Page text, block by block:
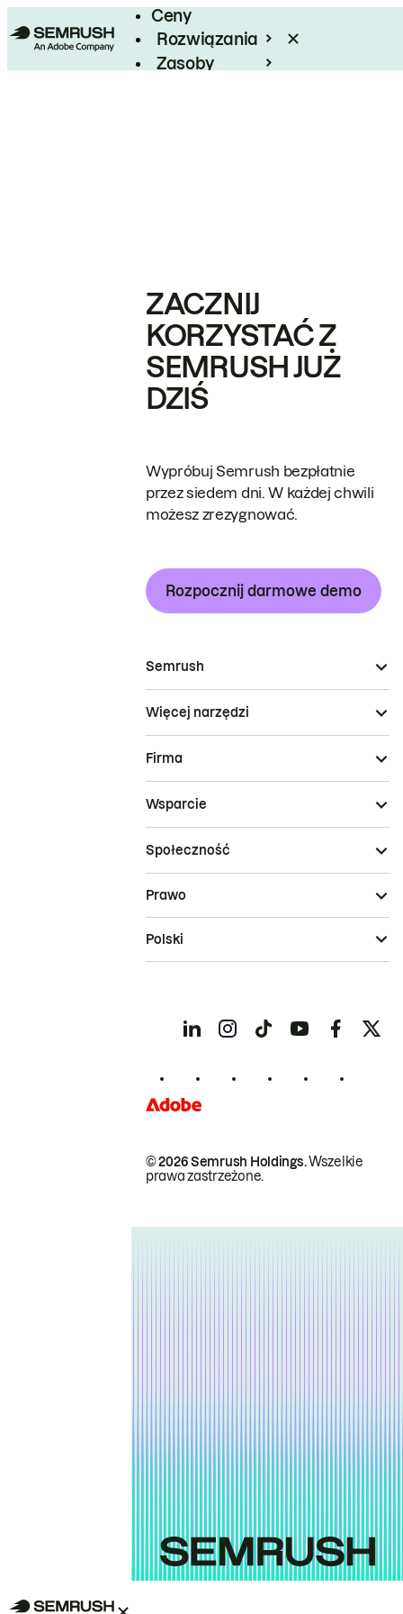
Ceny
Rozwiązania
Zasoby
ZACZNIJ
KORZYSTAĆ Z
SEMRUSH JUŻ
DZIŚ
Wypróbuj Semrush bezpłatnie
przez siedem dni. W każdej chwili
możesz zrezygnować.
Rozpocznij darmowe demo
Semrush
Więcej narzędzi
Firma
Wsparcie
Społeczność
© 2026 Semrush Holdings.Wszelkie
prawa zastrzeżone.
Prawo
Polski